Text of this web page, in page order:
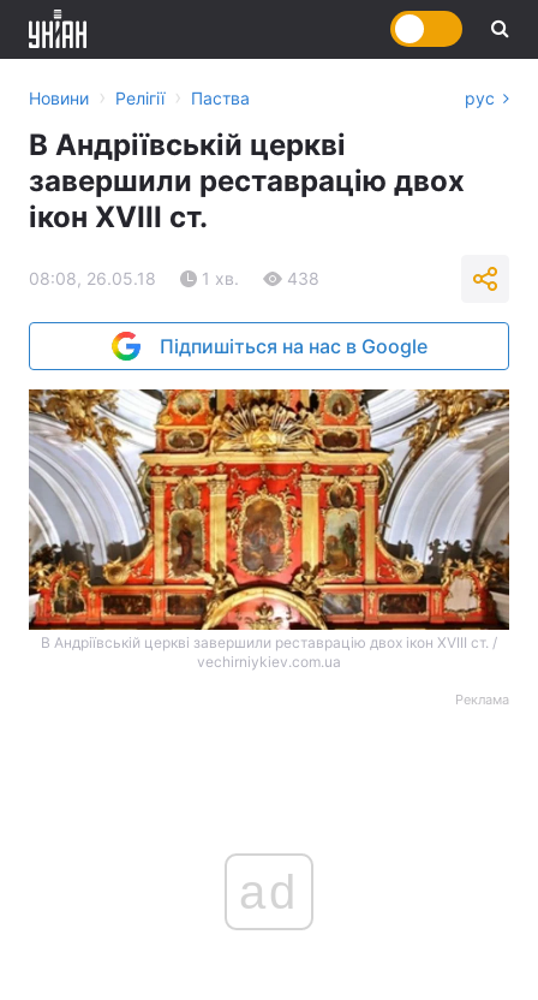
Новини › Релігії › Паства рус
В Андріївській церкві
завершили реставрацію двох
ікон ХVІІІ ст.
08:08, 26.05.18 1 хв. 438
Підпишіться на нас в Google
В Андріївській церкві завершили реставрацію двох ікон ХVІІІ ст. /
vechirniykiev.com.ua
Реклама
ad